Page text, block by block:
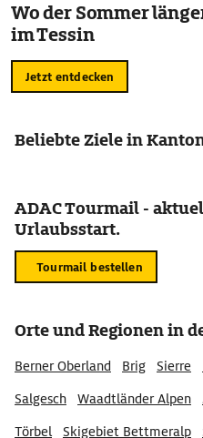
Wo der Sommer
im Tessin
Jetzt entdecken
Beliebte Ziele in
ADAC Tourmail -
Urlaubsstart.
Tourmail bestellen
Orte und Regionen in
Berner Oberland Brig Sierre
Salgesch
Waadtländer Alpen
Törbel
Skigebiet Bettmeralp